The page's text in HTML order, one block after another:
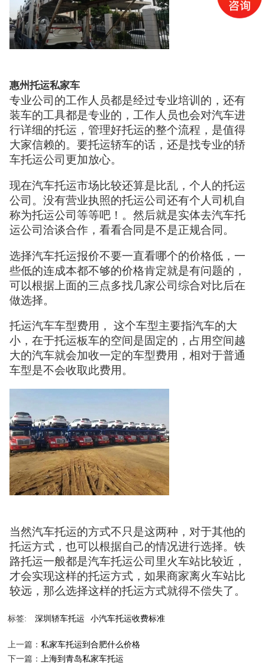
惠州托运私家车
专业公司的工作人员都是经过专业培训的，还有
装车的工具都是专业的，工作人员也会对汽车进
行详细的托运，管理好托运的整个流程，是值得
大家信赖的。要托运轿车的话，还是找专业的轿
车托运公司更加放心。
现在汽车托运市场比较还算是比乱，个人的托运
公司。没有营业执照的托运公司还有个人司机自
称为托运公司等等吧！。然后就是实体去汽车托
运公司洽谈合作，看看合同是不是正规合同。
选择汽车托运报价不要一直看哪个的价格低，一
些低的连成本都不够的价格肯定就是有问题的，
可以根据上面的三点多找几家公司综合对比后在
做选择。
托运汽车车型费用， 这个车型主要指汽车的大
小，在于托运板车的空间是固定的，占用空间越
大的汽车就会加收一定的车型费用，相对于普通
车型是不会收取此费用。
当然汽车托运的方式不只是这两种，对于其他的
托运方式，也可以根据自己的情况进行选择。铁
路托运一般都是汽车托运公司里火车站比较近，
才会实现这样的托运方式，如果商家离火车站比
较远，那么选择这样的托运方式就得不偿失了。
标签: 深圳轿车托运 小汽车托运收费标准
上一篇：私家车托运到合肥什么价格
下一篇：
上海到青岛私家车托运